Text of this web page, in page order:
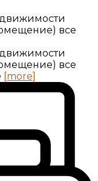
все
все
[more]